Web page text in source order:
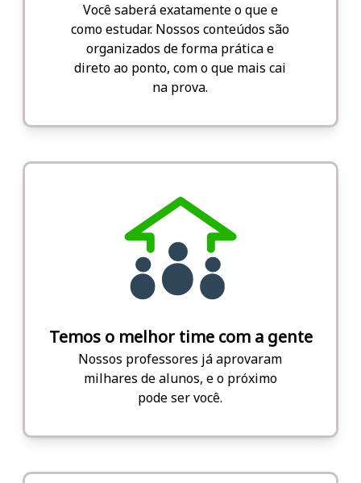
Você saberá exatamente o que e
como estudar. Nossos conteúdos são
organizados de forma prática e
direto ao ponto, com o que mais cai
na prova.
Temos o melhor time com a gente
Nossos professores já aprovaram
milhares de alunos, e o próximo
pode ser você.